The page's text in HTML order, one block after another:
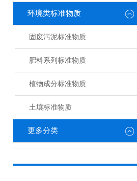
环境类标准物质
固废污泥标准物质
肥料系列标准物质
植物成分标准物质
土壤标准物质
更多分类